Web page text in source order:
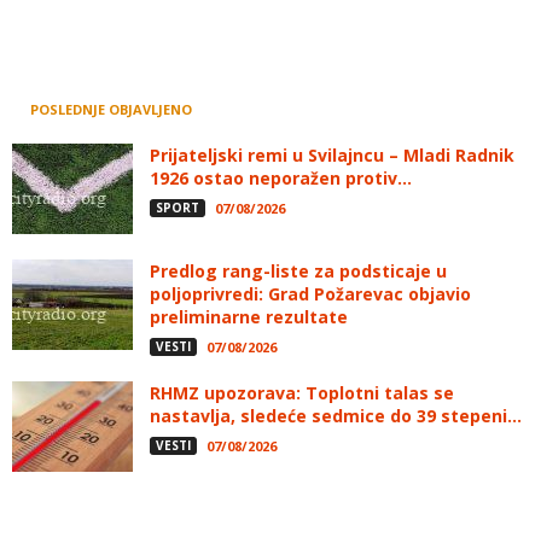
POSLEDNJE OBJAVLJENO
Prijateljski remi u Svilajncu – Mladi Radnik
1926 ostao neporažen protiv...
SPORT 07/08/2026
Predlog rang-liste za podsticaje u
poljoprivredi: Grad Požarevac objavio
preliminarne rezultate
VESTI 07/08/2026
RHMZ upozorava: Toplotni talas se
nastavlja, sledeće sedmice do 39 stepeni...
VESTI 07/08/2026